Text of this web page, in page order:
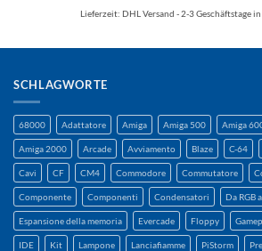
Lieferzeit: DHL Versand - 2-3 Geschäftstage
SCHLAGWORTE
68000 Adattatore Amiga Amiga 500 Amiga
Amiga 2000 Arcade Avviamento Blaze C-64
Cavi CF CM4 Commodore Commutatore
Componente Componenti Condensatori Da RGB
Espansione della memoria Evercade Floppy
IDE Kit Lampone Lanciafiamme PiStorm